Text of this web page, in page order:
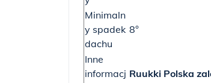
Minimaln
y spadek
dachu
8°
Inne
informacj Ruukki Polska